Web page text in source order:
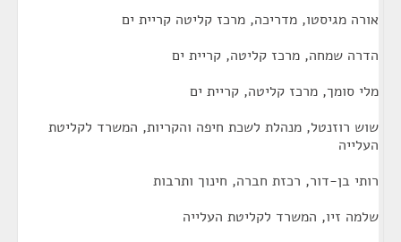
אורה מגיסטו, מדריכה, מרכז קליטה קריית ים
הדרה שמחה, מרכז קליטה, קריית ים
מלי סומך, מרכז קליטה, קריית ים
שוש רוזנטל, מנהלת לשכת חיפה והקריות, המשרד לקליטת
העלייה
רותי בן-דור, רכזת חברה, חינוך ותרבות
שלמה זיו, המשרד לקליטת העלייה